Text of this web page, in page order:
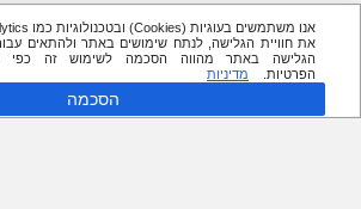
את חוויית הגלישה, לנתח שימושים באתר ולהתאים
הגלישה באתר מהווה הסכמה לשימוש זה כפי
הפרטיות.
מדיניות
הסכמה